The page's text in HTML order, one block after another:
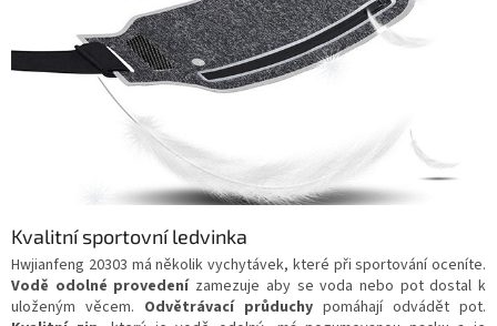
Kvalitní sportovní ledvinka
Hwjianfeng 20303 má několik vychytávek, které při sportování oceníte.
Vodě odolné provedenízamezuje aby se voda nebo pot dostal k
uloženým věcem. Odvětrávací průduchy pomáhají odvádět pot.